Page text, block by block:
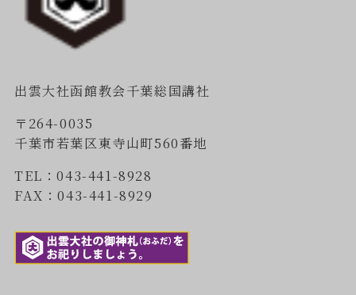
出雲大社函館教会千葉総国講社
〒264-0035
千葉市若葉区東寺山町560番地
TEL：043-441-8928
FAX：043-441-8929